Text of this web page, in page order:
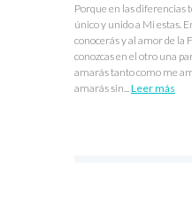
Porque en las diferencias
único y unido a Mi estas.
conocerás y al amor de la
conozcas en el otro una
amarás tanto como me
amarás sin... Leer más